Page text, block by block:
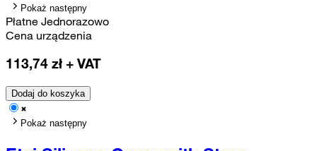
Pokaż następny
Płatne Jednorazowo
Cena urządzenia
113,74 zł + VAT
Dodaj do koszyka
Pokaż następny